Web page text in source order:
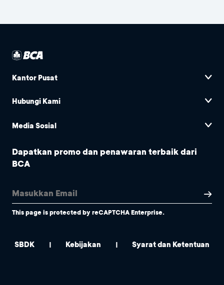
Kantor Pusat
Hubungi Kami
Media Sosial
Dapatkan promo dan penawaran terbaik dari
BCA
This page is protected by reCAPTCHA Enterprise.
SBDK | Kebijakan | Syarat dan Ketentuan